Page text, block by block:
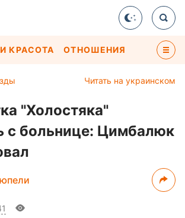
КРАСОТА ОТНОШЕНИЯ
Читать на украинском
"Холостяка"
с больнице: Цимбалюк